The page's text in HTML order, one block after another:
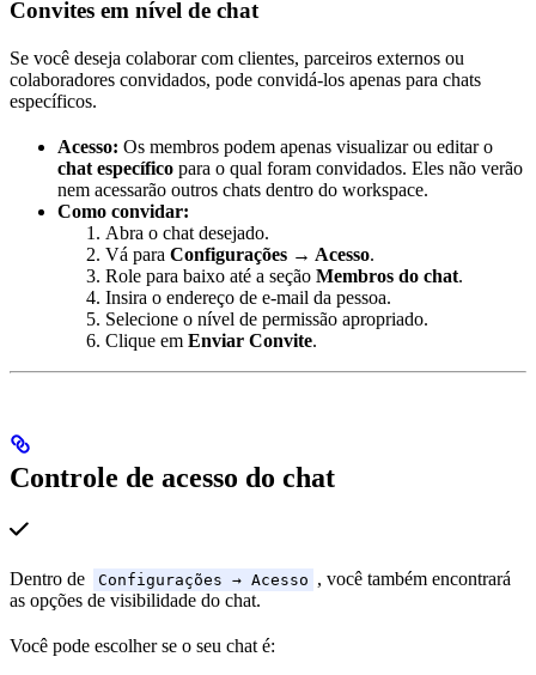
Convites em nível de chat
Se você deseja colaborar com clientes, parceiros externos ou
colaboradores convidados, pode convidá-los apenas para chats
específicos.
Acesso: Os membros podem apenas visualizar ou editar o
chat específico para o qual foram convidados. Eles não verão
nem acessarão outros chats dentro do workspace.
Como convidar:
Abra o chat desejado.
Vá para Configurações → Acesso.
Role para baixo até a seção Membros do chat.
Insira o endereço de e-mail da pessoa.
Selecione o nível de permissão apropriado.
Clique em Enviar Convite.
Controle de acesso do chat
Dentro de Configurações → Acesso , você também encontrará
as opções de visibilidade do chat.
Você pode escolher se o seu chat é: